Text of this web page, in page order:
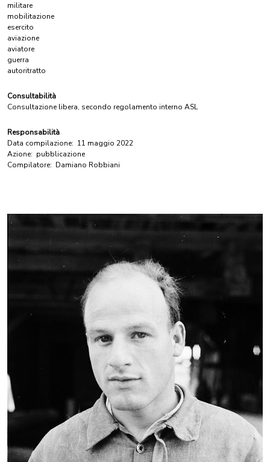
militare
mobilitazione
esercito
aviazione
aviatore
guerra
autoritratto
Consultabilità
Consultazione libera, secondo regolamento interno ASL
Responsabilità
Data compilazione: 11 maggio 2022
Azione: pubblicazione
Compilatore: Damiano Robbiani